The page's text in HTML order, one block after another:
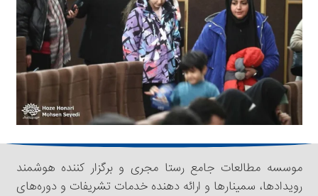
موسسه مطالعات جامع رستا مجری و برگزار کننده هوشمند
رویدادها، سمینار‌‌ها و ارائه دهنده خدمات تشریفات و دوره‌های